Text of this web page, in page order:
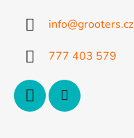
info@grooters.cz
777 403 579